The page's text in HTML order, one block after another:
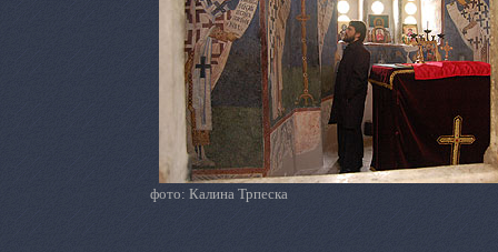
фото: Калина Трпеска